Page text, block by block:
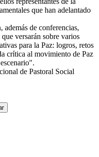
que han adelantado
además de conferencias,
versarán sobre varios
para la Paz: logros, retos
crítica al movimiento de Paz
de Pastoral Social